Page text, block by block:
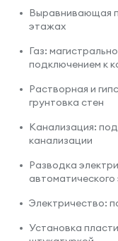
Выравнивающая
этажах
Газ:
подключением к
Растворная и
грунтовка стен
Канализация:
канализации
Разводка
Электричество:
Установка